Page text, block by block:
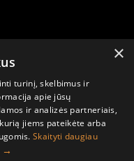
×
turinį, skelbimus ir
apie jūsų
ir analizės partneriais,
jiems pateikėte arba
Skaityti daugiau
→